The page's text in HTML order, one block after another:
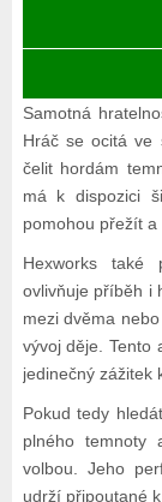
Samotná
Hráč se ocitá ve
čelit hordám
má k dispozici
pomohou přežít a
Hexworks také
ovlivňuje příběh i
mezi dvěma
vývoj děje. Tento
jedinečný zážitek
Pokud tedy
plného temnoty
volbou. Jeho
udrží připoutané